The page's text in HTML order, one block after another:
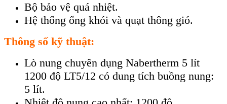
Bộ bảo vệ quá nhiệt.
Hệ thống ống khói và quạt thông gió.
Thông số kỹ thuật:
Lò nung chuyên dụng Nabertherm 5 lít
1200 độ LT5/12 có dung tích buồng nung:
5 lít.